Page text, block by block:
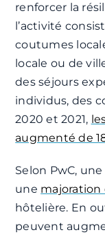
renforcer la
l’activité
coutumes
locale ou de
des séjours
individus, des
2020 et 2021,
augmenté de
Selon PwC,
une majoration
hôtelière. En
peuvent